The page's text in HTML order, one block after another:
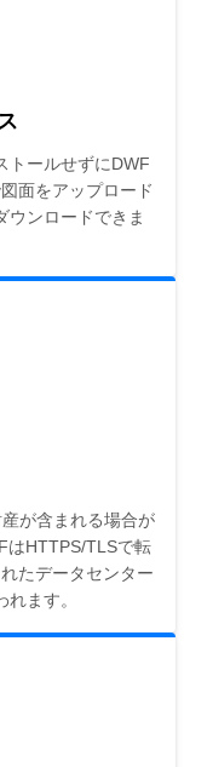
トールせずにDWF
面をアップロード
ウンロードできま
が含まれる場合が
はHTTPS/TLSで転
たデータセンター
ます。